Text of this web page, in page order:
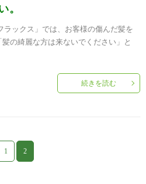
。
ラックス」では、お客様の傷んだ髪を
の綺麗な方は来ないでください」と
続きを読む
1 2